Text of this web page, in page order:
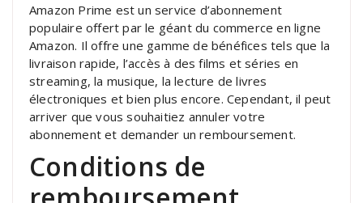
Amazon Prime est un service d’abonnement
populaire offert par le géant du commerce en ligne
Amazon. Il offre une gamme de bénéfices tels que la
livraison rapide, l’accès à des films et séries en
streaming, la musique, la lecture de livres
électroniques et bien plus encore. Cependant, il peut
arriver que vous souhaitiez annuler votre
abonnement et demander un remboursement.
Conditions de